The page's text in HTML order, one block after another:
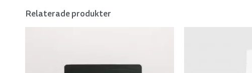
Relaterade produkter